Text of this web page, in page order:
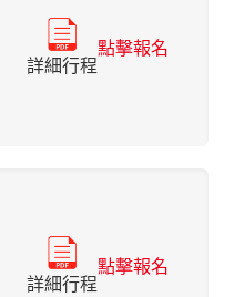
詳細行程
點擊報名
詳細行程
點擊報名